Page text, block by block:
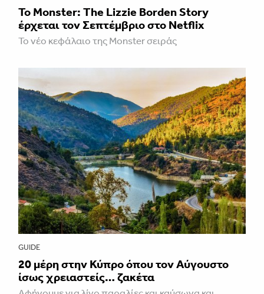
Το Monster: The Lizzie Borden Story
έρχεται τον Σεπτέμβριο στο Netflix
Το νέο κεφάλαιο της Monster σειράς
GUIDE
20 μέρη στην Κύπρο όπου τον Αύγουστο
ίσως χρειαστείς… ζακέτα